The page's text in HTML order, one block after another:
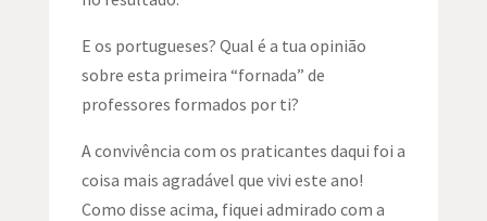
E os portugueses? Qual é a tua opinião
sobre esta primeira “fornada” de
professores formados por ti?
A convivência com os praticantes daqui foi a
coisa mais agradável que vivi este ano!
Como disse acima, fiquei admirado com a